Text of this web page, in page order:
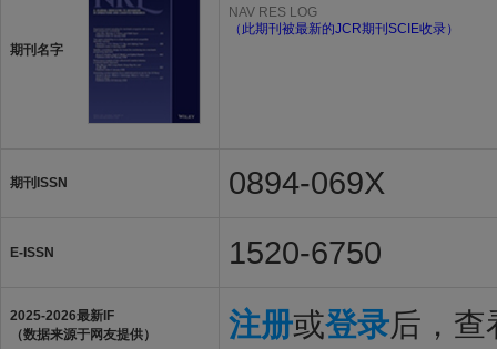
期刊名字
NAV RES LOG
（此期刊被最新的JCR期刊SCIE收录）
期刊ISSN 0894-069X
E-ISSN 1520-6750
2025-2026最新IF
（数据来源于网友提供）
注册或登录后，查